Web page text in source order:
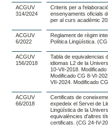
ACGUV
314/2024
Criteris per a
ensenyaments oficials
per al curs acadèmic
ACGUV
6/2022
Reglament de règim
Política Lingüística. (CG
ACGUV
156/2018
Tabla de equivalencias
idiomas L2 de la
10-VII-2018. Modificado
Modificado CG 8-VI-
VII-2024. Modificado
ACGUV
66/2018
Certificats de
expedeix el Servei de
Lingüística de la
equivalències d'altres
certificats. (CG 24-IV-